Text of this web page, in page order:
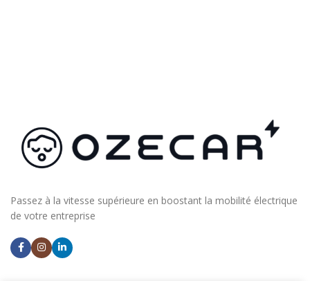
Passez à la vitesse supérieure en boostant la mobilité électrique
de votre entreprise